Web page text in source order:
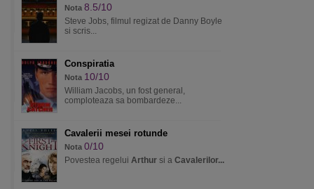
Nota 8.5/10
Steve Jobs, filmul regizat de Danny Boyle
si scris...
Conspiratia
Nota 10/10
William Jacobs, un fost general,
comploteaza sa bombardeze...
Cavalerii mesei rotunde
Nota 0/10
Povestea regelui Arthur si a Cavalerilor...